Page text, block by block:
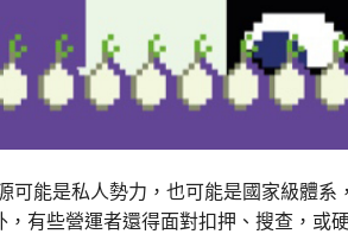
可能是私人勢力，也可能是國家級體系
有些營運者還得面對扣押、搜查，或